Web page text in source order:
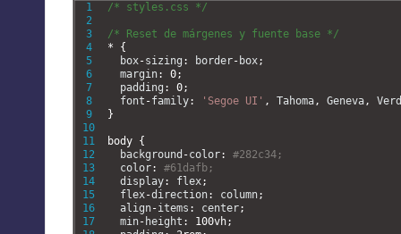
1
2
3
4
5
6
7
8
9
10
11
12
13
14
15
16
17
/* styles.css */
/* Reset de márgenes y fuente base */
*
{
box-sizing : border- box;
margin: 0;
padding : 0;
font -family: 'Segoe UI' , Tahoma, Geneva,
}
body {
background -color:
#282c34;
color:
#61dafb;
display: flex;
flex-direction: column;
align-items : center;
min- height : 100vh;